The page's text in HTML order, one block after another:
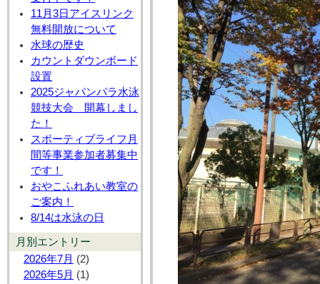
11月3日アイスリンク
無料開放について
水球の歴史
カウントダウンボード
設置
2025ジャパンパラ水泳
競技大会 開幕しまし
た！
スポーティブライフ月
間等事業参加者募集中
です！
おやこふれあい教室の
ご案内！
8/14は水泳の日
月別エントリー
2026年7月 (2)
2026年5月 (1)